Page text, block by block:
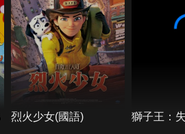
烈火少女(國語) 獅子王：